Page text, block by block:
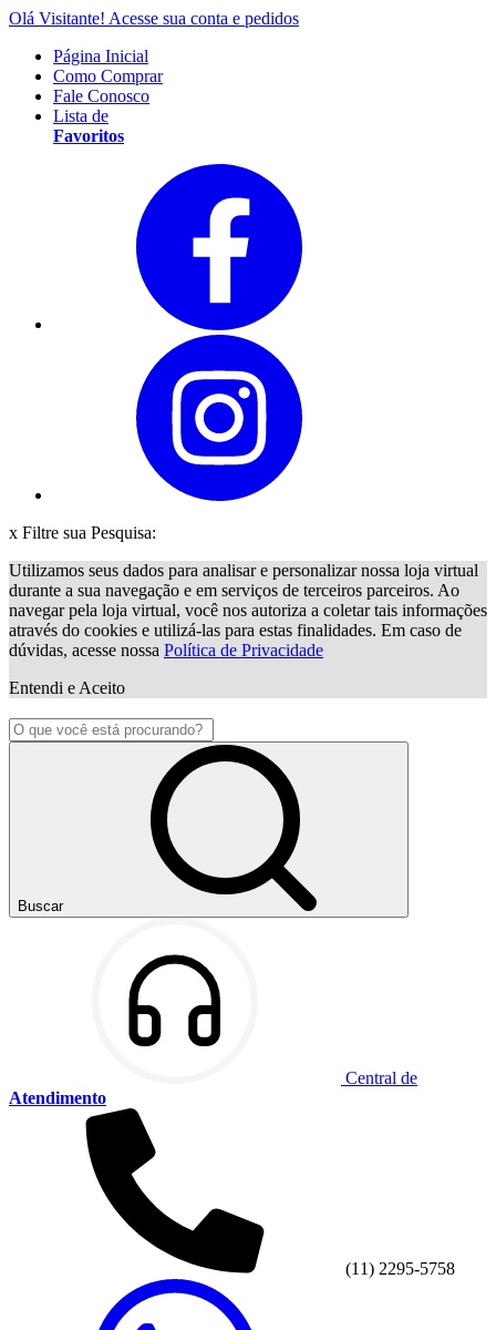
Olá Visitante! Acesse sua conta e pedidos
Página Inicial
Como Comprar
Fale Conosco
Lista de
Favoritos
x Filtre sua Pesquisa:
Utilizamos seus dados para analisar e personalizar nossa loja virtual
durante a sua navegação e em serviços de terceiros parceiros. Ao
navegar pela loja virtual, você nos autoriza a coletar tais informações
através do cookies e utilizá-las para estas finalidades. Em caso de
dúvidas, acesse nossa Política de Privacidade
Entendi e Aceito
Buscar
Central de
Atendimento
(11) 2295-5758